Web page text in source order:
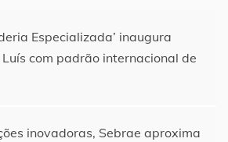
Especializada’ inaugura
com padrão internacional de
inovadoras, Sebrae aproxima